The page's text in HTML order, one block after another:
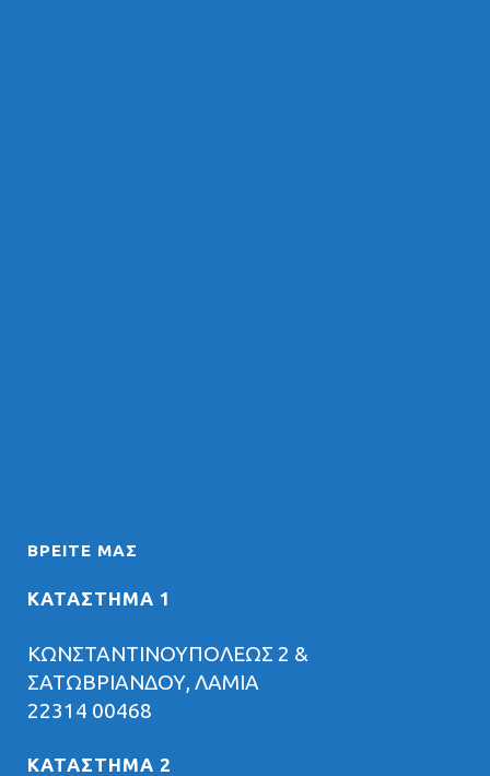
ΒΡΕΊΤΕ ΜΑΣ
ΚΑΤΑΣΤΗΜΑ 1
ΚΩΝΣΤΑΝΤΙΝΟΥΠΟΛΕΩΣ 2 &
ΣΑΤΩΒΡΙΑΝΔΟΥ, ΛΑΜΙΑ
22314 00468
ΚΑΤΑΣΤΗΜΑ 2